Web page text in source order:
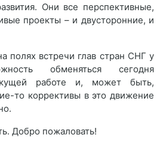
Они все перспективные,
проекты – и двусторонние, и
полях встречи глав стран СНГ у
обменяться сегодня
работе и, может быть,
то коррективы в это движение
Добро пожаловать!